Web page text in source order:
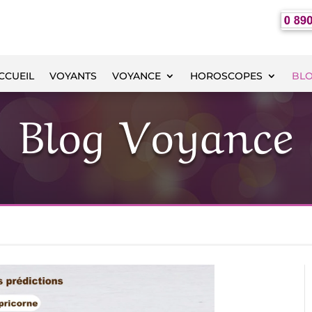
VOYANTS VOYANCE HOROSCOPES
Blog Voyance